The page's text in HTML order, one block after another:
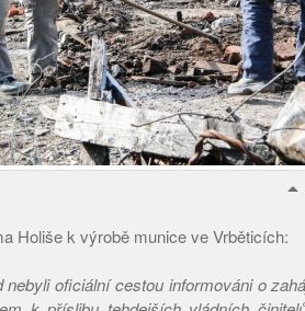
arrow_drop_up
Holiše k výrobě munice ve Vrběticích:
oficiální cestou informováni o